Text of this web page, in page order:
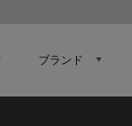
ブランド